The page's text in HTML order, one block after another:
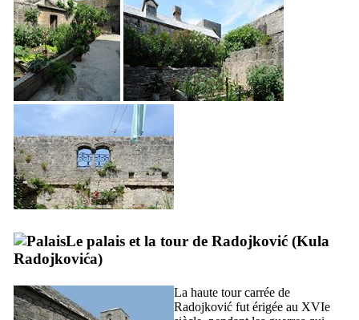
Le palais et la tour de Radojković (Kula
Radojkovića)
La haute tour carrée de
Radojković fut érigée au XVIe